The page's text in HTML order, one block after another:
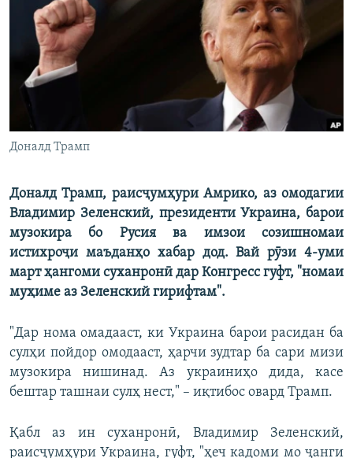
ГУЗОРИШҲОИ РАДИОӢ
Русский
ПАЙГИРӢ КУНЕД
Доналд Трамп
Доналд Трамп, раисҷумҳури Амрико, аз омодагии
Владимир Зеленский, президенти Украина, барои
музокира бо Русия ва имзои созишномаи
истихроҷи маъданҳо хабар дод. Вай рӯзи 4-уми
март ҳангоми суханронӣ дар Конгресс гуфт, "номаи
муҳиме аз Зеленский гирифтам".
"Дар нома омадааст, ки Украина барои расидан ба
сулҳи пойдор омодааст, ҳарчи зудтар ба сари мизи
музокира нишинад. Аз украиниҳо дида, касе
бештар ташнаи сулҳ нест," – иқтибос овард Трамп.
Қабл аз ин суханронӣ, Владимир Зеленский,
раисҷумҳури Украина, гуфт, "ҳеч кадоми мо ҷанги